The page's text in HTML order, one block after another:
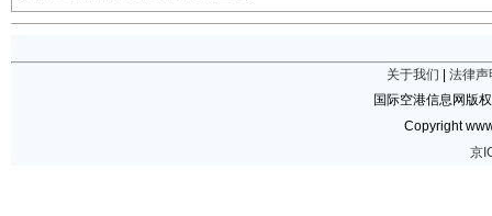
关于我们
法律声
国际空港信息网版
Copyright
京